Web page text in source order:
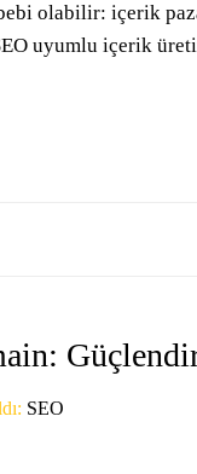
olabilir: içerik
uyumlu içerik
SEO